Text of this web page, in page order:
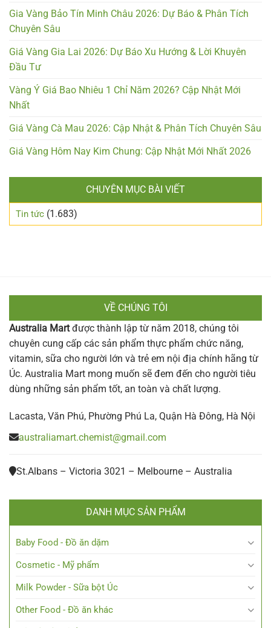
Gia Vàng Bảo Tín Minh Châu 2026: Dự Báo & Phân Tích
Chuyên Sâu
Giá Vàng Gia Lai 2026: Dự Báo Xu Hướng & Lời Khuyên
Đầu Tư
Vàng Ý Giá Bao Nhiêu 1 Chỉ Năm 2026? Cập Nhật Mới
Nhất
Giá Vàng Cà Mau 2026: Cập Nhật & Phân Tích Chuyên Sâu
Giá Vàng Hôm Nay Kim Chung: Cập Nhật Mới Nhất 2026
CHUYÊN MỤC BÀI VIẾT
Tin tức (1.683)
VỀ CHÚNG TÔI
Australia Martđược thành lập từ năm 2018, chúng tôi
chuyên cung cấp các sản phẩm thực phẩm chức năng,
vitamin, sữa cho người lớn và trẻ em nội địa chính hãng từ
Úc. Australia Mart mong muốn sẽ đem đến cho người tiêu
dùng những sản phẩm tốt, an toàn và chất lượng.
Lacasta, Văn Phú, Phường Phú La, Quận Hà Đông, Hà Nội
australiamart.chemist@gmail.com
St.Albans – Victoria 3021 – Melbourne – Australia
DANH MỤC SẢN PHẨM
Baby Food - Đồ ăn dặm
Cosmetic - Mỹ phẩm
Milk Powder - Sữa bột Úc
Other Food - Đồ ăn khác